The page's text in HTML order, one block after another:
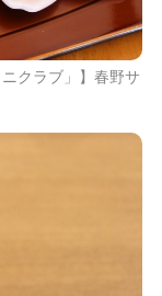
クラブ」】春野サ